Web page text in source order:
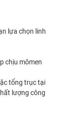
lựa chọn linh
chịu mômen
tổng trục tại
lượng công